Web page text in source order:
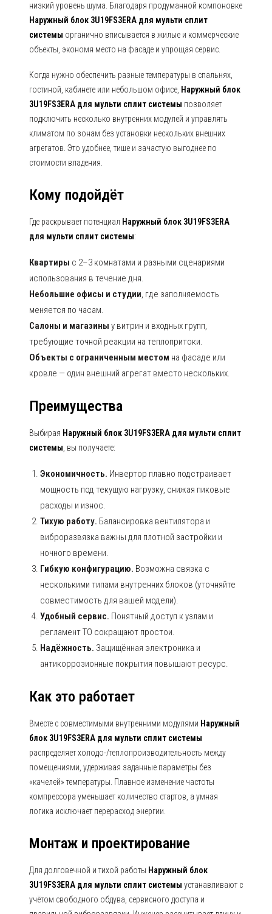
низкий уровень шума. Благодаря продуманной компоновке
Наружный блок 3U19FS3ERA для мульти сплит
системы органично вписывается в жилые и коммерческие
объекты, экономя место на фасаде и упрощая сервис.
Когда нужно обеспечить разные температуры в спальнях,
гостиной, кабинете или небольшом офисе, Наружный блок
3U19FS3ERA для мульти сплит системы позволяет
подключить несколько внутренних модулей и управлять
климатом по зонам без установки нескольких внешних
агрегатов. Это удобнее, тише и зачастую выгоднее по
стоимости владения.
Кому подойдёт
Где раскрывает потенциал Наружный блок 3U19FS3ERA
для мульти сплит системы:
Квартиры с 2–3 комнатами и разными сценариями
использования в течение дня.
Небольшие офисы и студии, где заполняемость
меняется по часам.
Салоны и магазины у витрин и входных групп,
требующие точной реакции на теплопритоки.
Объекты с ограниченным местом на фасаде или
кровле — один внешний агрегат вместо нескольких.
Преимущества
Выбирая Наружный блок 3U19FS3ERA для мульти сплит
системы , вы получаете:
Экономичность. Инвертор плавно подстраивает
мощность под текущую нагрузку, снижая пиковые
расходы и износ.
Тихую работу. Балансировка вентилятора и
виброразвязка важны для плотной застройки и
ночного времени.
Гибкую конфигурацию. Возможна связка с
несколькими типами внутренних блоков (уточняйте
совместимость для вашей модели).
Удобный сервис. Понятный доступ к узлам и
регламент ТО сокращают простои.
Надёжность. Защищённая электроника и
антикоррозионные покрытия повышают ресурс.
Как это работает
Вместе с совместимыми внутренними модулями Наружный
блок 3U19FS3ERA для мульти сплит системы
распределяет холодо-/теплопроизводительность между
помещениями, удерживая заданные параметры без
«качелей» температуры. Плавное изменение частоты
компрессора уменьшает количество стартов, а умная
логика исключает перерасход энергии.
Монтаж и проектирование
Для долговечной и тихой работы Наружный блок
3U19FS3ERA для мульти сплит системы устанавливают с
учётом свободного обдува, сервисного доступа и